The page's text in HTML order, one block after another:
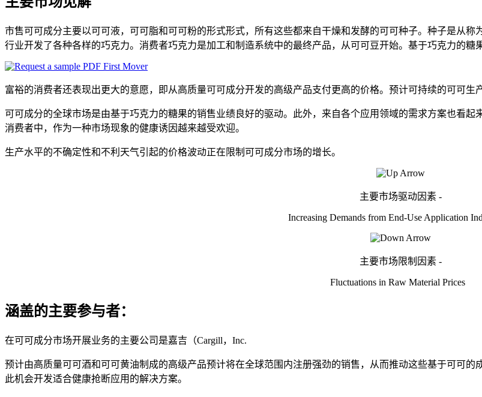
市售可可成分主要以可可液，可可脂和可可粉的形式形式，所有这些都来自干燥和发酵的可可种子。种子是从称
行业开发了各种各样的巧克力。消费者巧克力是加工和制造系统中的最终产品，从可可豆开始。基于巧克力的糖
富裕的消费者还表现出更大的意愿，即从高质量可可成分开发的高级产品支付更高的价格。预计可持续的可可生
可可成分的全球市场是由基于巧克力的糖果的销售业绩良好的驱动。此外，来自各个应用领域的需求方案也看
消费者中，作为一种市场现象的健康诱因越来越受欢迎。
生产水平的不确定性和不利天气引起的价格波动正在限制可可成分市场的增长。
主要市场驱动因素 -
Increasing Demands from End-Use Application
主要市场限制因素 -
Fluctuations in Raw Material Prices
涵盖的主要参与者：
在可可成分市场开展业务的主要公司是嘉吉（Cargill，Inc.
预计由高质量可可酒和可可黄油制成的高级产品预计将在全球范围内注册强劲的销售，从而推动这些基于可可
此机会开发适合健康抢断应用的解决方案。